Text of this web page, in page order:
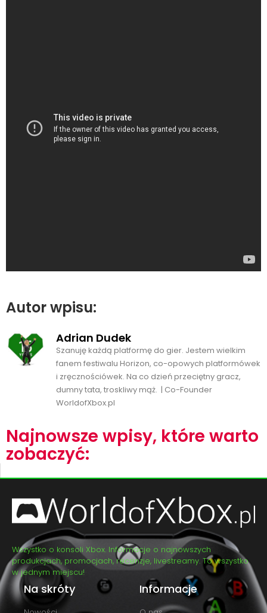
Autor wpisu:
Adrian Dudek
Szanuję każdą platformę do gier. Jestem wielkim
fanem festiwalu Horizon, co-opowych platformówek
i zręcznościówek. Na co dzień przeciętny gracz,
dumny tata, troskliwy mąż. | Co-Founder
WorldofXbox.pl
Najnowsze wpisy, które warto
zobaczyć:
Wszystko o konsoli Xbox. Informacje o najnowszych
produkcjach, promocjach, recenzje, livestreamy. To wszystko
w jednym miejscu!
Na skróty Informacje